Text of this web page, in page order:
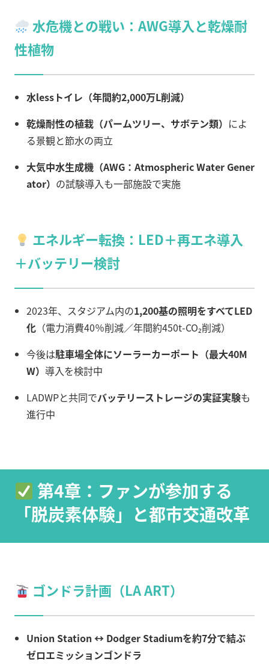
水危機との戦い：AWG導入と乾燥耐
性植物
水lessトイレ（年間約2,000万L削減）
乾燥耐性の植栽（パームツリー、サボテン類） によ
る景観と節水の両立
大気中水生成機（AWG：Atmospheric Water Gener
ator） の試験導入も一部施設で実施
エネルギー転換：LED＋再エネ導入
＋バッテリー検討
2023年、スタジアム内の1,200基の照明をすべてLED
化 （電力消費40％削減／年間約450t-CO₂削減）
今後は駐車場全体にソーラーカーポート（最大40M
W） 導入を検討中
LADWPと共同でバッテリーストレージの実証実験も
進行中
第4章：ファンが参加する
「脱炭素体験」と都市交通改革
ゴンドラ計画（LA ART）
Union Station ↔ Dodger Stadiumを約7分で結ぶ
ゼロエミッションゴンドラ